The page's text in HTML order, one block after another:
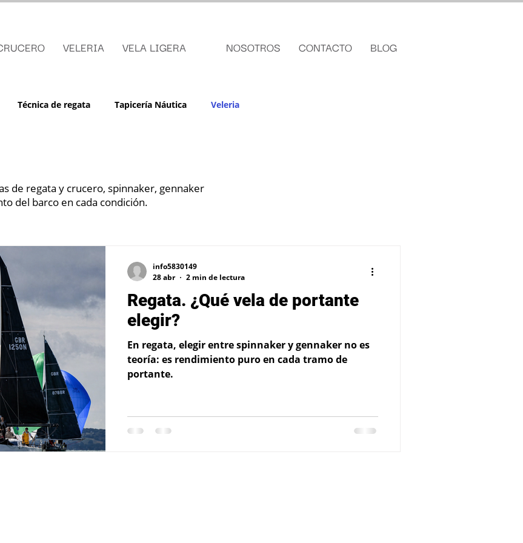
VELERIA VELA LIGERA NOSOTROS CONTACTO BLOG
Técnica de regata Tapicería Náutica Veleria
de regata y crucero, spinnaker, gennaker
del barco en cada condición.
Regata. ¿Qué vela de portante
elegir?
En regata, elegir entre spinnaker y gennaker no es
teoría: es rendimiento puro en cada tramo de
portante.
info5830149
28 abr
2 min de lectura